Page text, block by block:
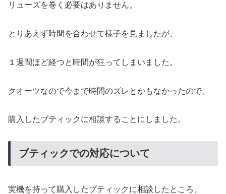
リューズを巻く必要はありません。
とりあえず時間を合わせて様子を見ましたが、
１週間ほど経つと時間が狂ってしまいました。
クオーツなので今まで時間のズレとかもなかったので、
購入したブティックに相談することにしました。
ブティックでの対応について
実機を持って購入したブティックに相談したところ、